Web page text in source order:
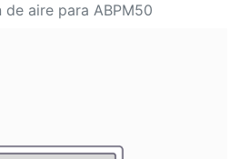
aire para ABPM50